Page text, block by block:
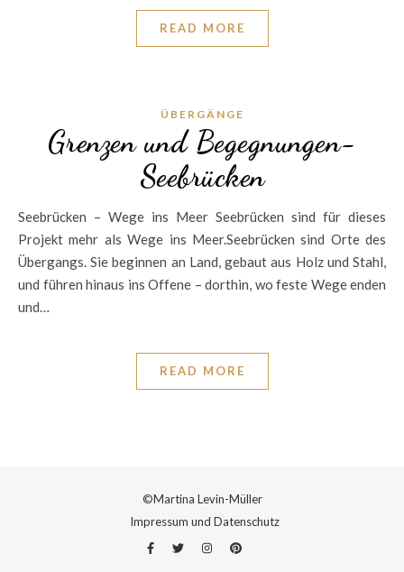
READ MORE
ÜBERGÄNGE
Grenzen und Begegnungen-
Seebrücken
Seebrücken – Wege ins Meer Seebrücken sind für dieses
Projekt mehr als Wege ins Meer.Seebrücken sind Orte des
Übergangs. Sie beginnen an Land, gebaut aus Holz und Stahl,
und führen hinaus ins Offene – dorthin, wo feste Wege enden
und…
READ MORE
©Martina Levin-Müller
Impressum und Datenschutz